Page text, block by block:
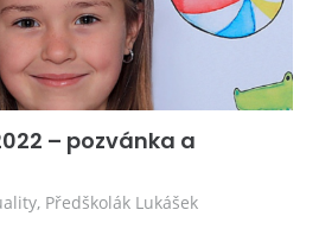
– pozvánka a
, Předškolák Lukášek